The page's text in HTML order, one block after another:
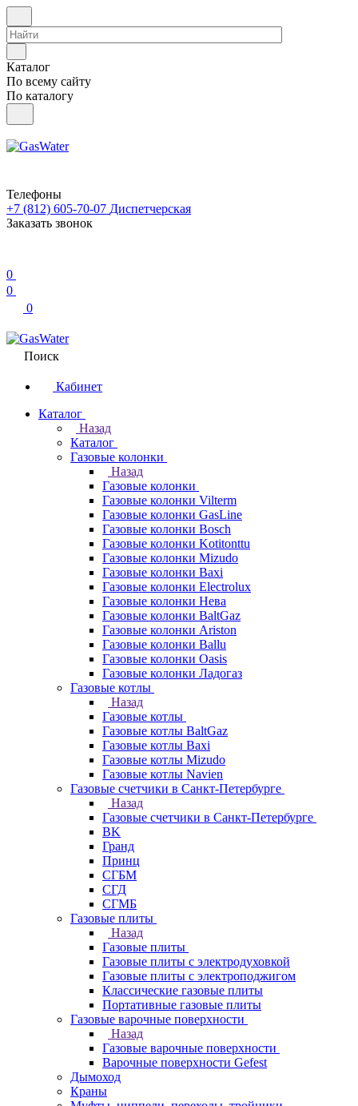
Каталог
По всему сайту
По каталогу
Телефоны
+7 (812) 605-70-07 Диспетчерская
Заказать звонок
0
0
0
Поиск
Кабинет
Каталог
Назад
Каталог
Газовые колонки
Назад
Газовые колонки
Газовые колонки Vilterm
Газовые колонки GasLine
Газовые колонки Bosch
Газовые колонки Kotitonttu
Газовые колонки Mizudo
Газовые колонки Baxi
Газовые колонки Electrolux
Газовые колонки Нева
Газовые колонки BaltGaz
Газовые колонки Ariston
Газовые колонки Ballu
Газовые колонки Oasis
Газовые колонки Ладогаз
Газовые котлы
Назад
Газовые котлы
Газовые котлы BaltGaz
Газовые котлы Baxi
Газовые котлы Mizudo
Газовые котлы Navien
Газовые счетчики в Санкт-Петербурге
Назад
Газовые счетчики в Санкт-Петербурге
BK
Гранд
Принц
СГБМ
СГД
СГМБ
Газовые плиты
Назад
Газовые плиты
Газовые плиты с электродуховкой
Газовые плиты с электроподжигом
Классические газовые плиты
Портативные газовые плиты
Газовые варочные поверхности
Назад
Газовые варочные поверхности
Варочные поверхности Gefest
Дымоход
Краны